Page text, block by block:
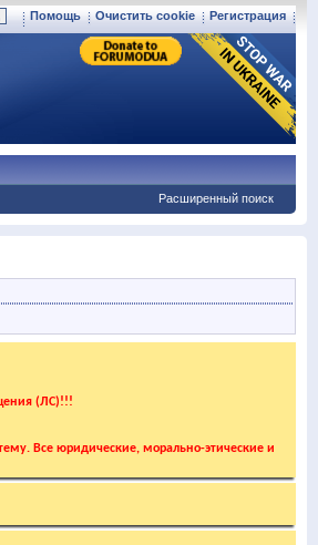
Регистрация
Очистить cookie
Помощь
Расширенный поиск
(ЛС)!!!
Все юридические, морально-этические и